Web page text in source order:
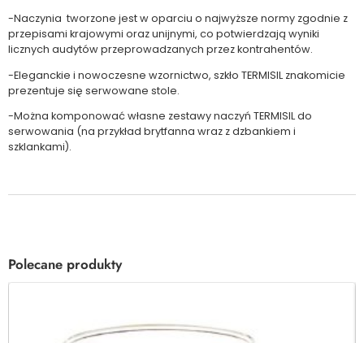
-Naczynia tworzone jest w oparciu o najwyższe normy zgodnie z
przepisami krajowymi oraz unijnymi, co potwierdzają wyniki
licznych audytów przeprowadzanych przez kontrahentów.
-Eleganckie i nowoczesne wzornictwo, szkło TERMISIL znakomicie
prezentuje się serwowane stole.
-Można komponować własne zestawy naczyń TERMISIL do
serwowania (na przykład brytfanna wraz z dzbankiem i
szklankami).
Polecane produkty